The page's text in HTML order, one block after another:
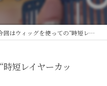
はウィッグを使っての“時短レイヤーカット”と、柔らかく可...
短レイヤーカッ